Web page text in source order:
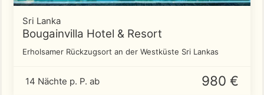
Sri Lanka
Bougainvilla Hotel & Resort
Erholsamer Rückzugsort an der Westküste Sri Lankas
14 Nächte p. P. ab 980 €